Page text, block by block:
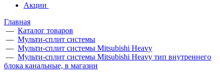
Акции
Главная
— Каталог товаров
— Мульти-сплит системы
— Мульти-сплит системы Mitsubishi Heavy
— Мульти-сплит системы Mitsubishi Heavy тип внутреннего
блока канальные, в магазин